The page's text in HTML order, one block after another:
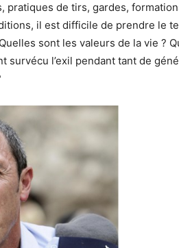
pratiques de tirs, gardes,
il est difficile de prendre le
sont les valeurs de la vie ?
survécu l’exil pendant tant de